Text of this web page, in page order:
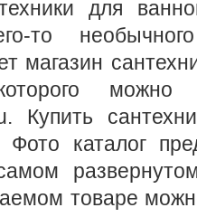
для
то
магазин
можно
Купить
Фото каталог
товаре